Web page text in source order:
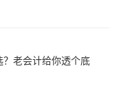
老会计给你透个底